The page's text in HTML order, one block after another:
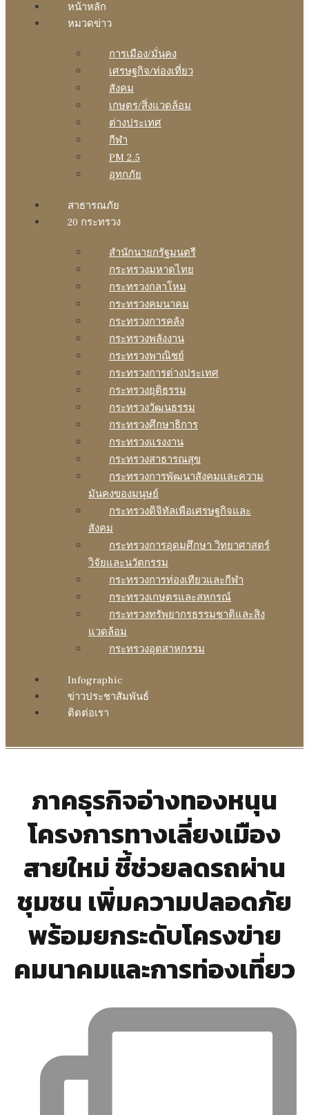
หน้าหลัก
หมวดข่าว
การเมือง/มั่นคง
เศรษฐกิจ/ท่องเที่ยว
สังคม
เกษตร/สิ่งแวดล้อม
ต่างประเทศ
กีฬา
PM 2.5
อุทกภัย
สาธารณภัย
20 กระทรวง
สํานักนายกรัฐมนตรี
กระทรวงมหาดไทย
กระทรวงกลาโหม
กระทรวงคมนาคม
กระทรวงการคลัง
กระทรวงพลังงาน
กระทรวงพาณิชย์
กระทรวงการต่างประเทศ
กระทรวงยุติธรรม
กระทรวงวัฒนธรรม
กระทรวงศึกษาธิการ
กระทรวงแรงงาน
กระทรวงสาธารณสุข
กระทรวงการพัฒนาสังคมและความ
มันคงของมนุษย์
กระทรวงดิจิทัลเพือเศรษฐกิจและ
สังคม
กระทรวงการอุดมศึกษา วิทยาศาสตร์
วิจัยและนวัตกรรม
กระทรวงการท่องเทียวและกีฬา
กระทรวงเกษตรและสหกรณ์
กระทรวงทรัพยากรธรรมชาติและสิง
แวดล้อม
กระทรวงอุตสาหกรรม
Infographic
ข่าวประชาสัมพันธ์
ติดต่อเรา
ภาคธุรกิจอ่างทองหนุน
โครงการทางเลี่ยงเมือง
สายใหม่ ชี้ช่วยลดรถผ่าน
ชุมชน เพิ่มความปลอดภัย
พร้อมยกระดับโครงข่าย
คมนาคมและการท่องเที่ยว